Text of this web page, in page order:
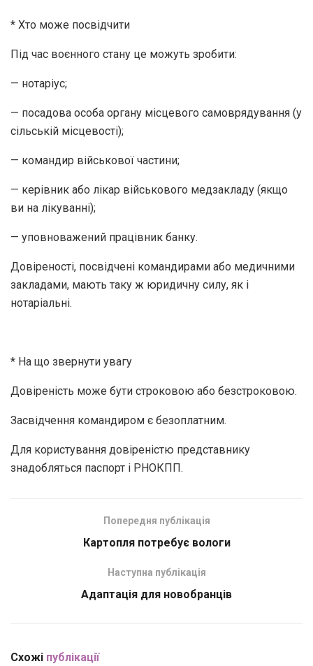
* Хто може посвідчити
Під час воєнного стану це можуть зробити:
— нотаріус;
— посадова особа органу місцевого самоврядування (у
сільській місцевості);
— командир військової частини;
— керівник або лікар військового медзакладу (якщо
ви на лікуванні);
— уповноважений працівник банку.
Довіреності, посвідчені командирами або медичними
закладами, мають таку ж юридичну силу, як і
нотаріальні.
* На що звернути увагу
Довіреність може бути строковою або безстроковою.
Засвідчення командиром є безоплатним.
Для користування довіреністю представнику
знадобляться паспорт і РНОКПП.
Попередня публікація
Картопля потребує вологи
Наступна публікація
Адаптація для новобранців
Схожі публікації